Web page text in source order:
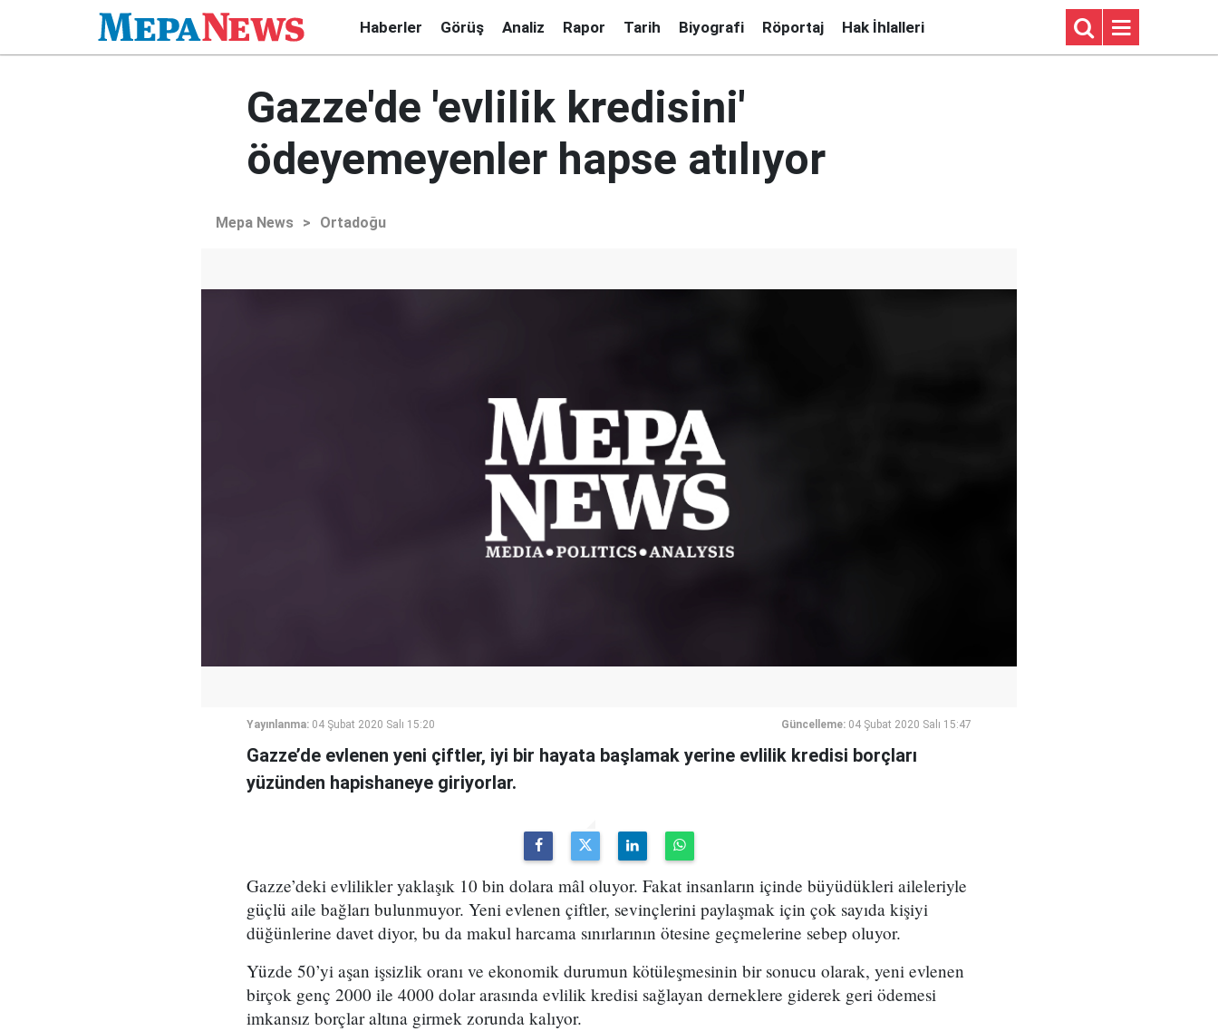
Haberler Görüş Analiz Rapor Tarih Biyografi Röportaj Hak İhlalleri
Gazze'de 'evlilik kredisini'
ödeyemeyenler hapse atılıyor
Mepa News > Ortadoğu
Yayınlanma: 04 Şubat 2020 Salı 15:20 Güncelleme: 04 Şubat 2020 Salı 15:47
Gazze’de evlenen yeni çiftler, iyi bir hayata başlamak yerine evlilik kredisi borçları
yüzünden hapishaneye giriyorlar.
Gazze’deki evlilikler yaklaşık 10 bin dolara mâl oluyor. Fakat insanların içinde büyüdükleri aileleriyle
güçlü aile bağları bulunmuyor. Yeni evlenen çiftler, sevinçlerini paylaşmak için çok sayıda kişiyi
düğünlerine davet diyor, bu da makul harcama sınırlarının ötesine geçmelerine sebep oluyor.
Yüzde 50’yi aşan işsizlik oranı ve ekonomik durumun kötüleşmesinin bir sonucu olarak, yeni evlenen
birçok genç 2000 ile 4000 dolar arasında evlilik kredisi sağlayan derneklere giderek geri ödemesi
imkansız borçlar altına girmek zorunda kalıyor.